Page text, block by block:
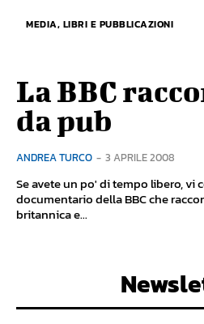
MEDIA, LIBRI E PUBBLICAZIONI
La BBC
da pub
ANDREA TURCO - 3 APRILE 2008
Se avete un po' di tempo libero, vi
documentario della BBC che
britannica e...